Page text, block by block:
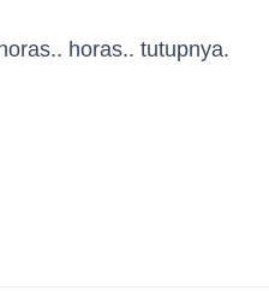
horas.. tutupnya.